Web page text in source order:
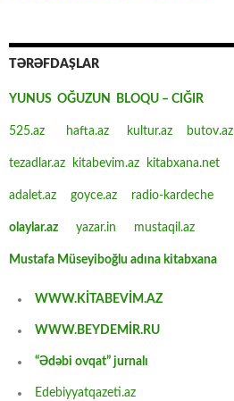
TƏRƏFDAŞLAR
YUNUS OĞUZUN BLOQU – CIĞIR
525.az hafta.az kultur.az butov.az
tezadlar.az kitabevim.az kitabxana.net
adalet.az goyce.az radio-kardeche
olaylar.az yazar.in mustaqil.az
Mustafa Müseyiboğlu adına kitabxana
WWW.KİTABEVİM.AZ
WWW.BEYDEMİR.RU
“Ədəbi ovqat” jurnalı
Edebiyyatqazeti.az